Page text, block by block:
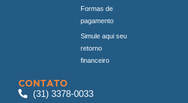
Formas de
pagamento
Simule aqui seu
retorno
financeiro
CONTATO
(31) 3378-0033